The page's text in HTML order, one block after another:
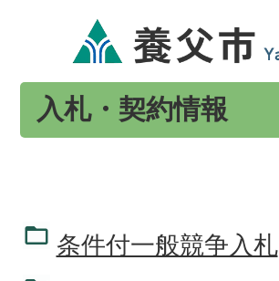
入札・契約情報
条件付一般競争入札